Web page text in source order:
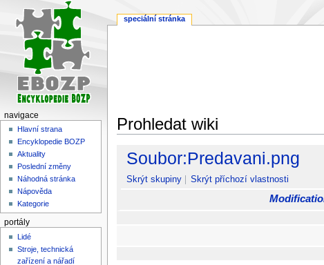
Prohledat wiki
Skočit
navigaci
Skočit
vyhledávání
Soubor:Predavani.png
Skrýt skupiny Skrýt příchozí vlastnosti
speciální stránka
navigace
Hlavní strana
Encyklopedie BOZP
Aktuality
Poslední změny
Náhodná stránka
Nápověda
Kategorie
portály
Lidé
Stroje, technická
zařízení a nářadí